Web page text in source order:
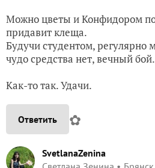
Можно цветы и Конфидором
придавит клеща.
Будучи студентом,
чудо средства нет, вечный бой.
Как-то так. Удачи.
Ответить ✿
SvetlanaZenina